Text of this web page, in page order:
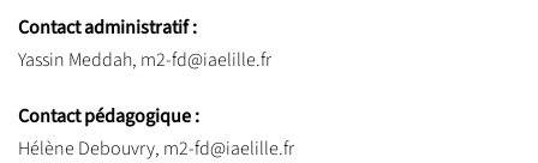
Contact administratif :
Yassin Meddah, m2-fd@iaelille.fr
Contact pédagogique :
Hélène Debouvry, m2-fd@iaelille.fr